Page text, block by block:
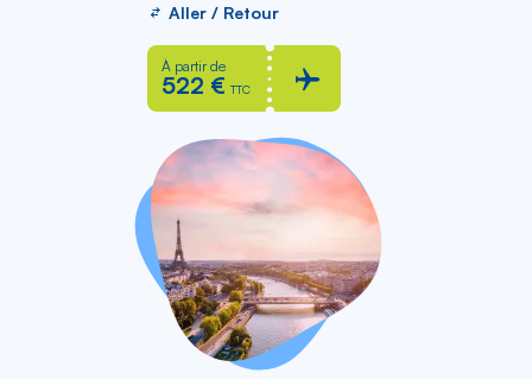
Aller / Retour
À partir de
522 € TTC